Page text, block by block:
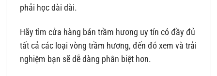
phải học dài dài.
Hãy tìm cửa hàng bán trầm hương uy tín có đầy đủ
tất cả các loại vòng trầm hương, đến đó xem và trải
nghiệm bạn sẽ dễ dàng phân biệt hơn.